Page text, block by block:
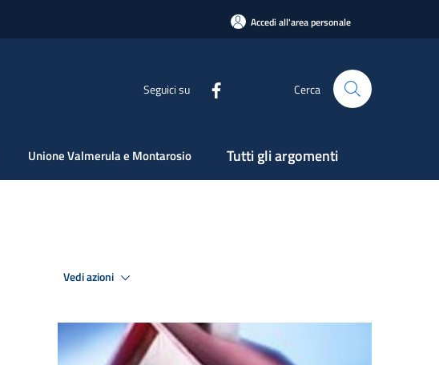
Accedi all'area personale
Seguici su Cerca
Unione Valmerula e Montarosio Tutti gli argomenti
Vedi azioni